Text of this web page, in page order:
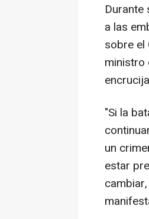
Durante
a las
sobre el
ministro
"Si la
un
estar